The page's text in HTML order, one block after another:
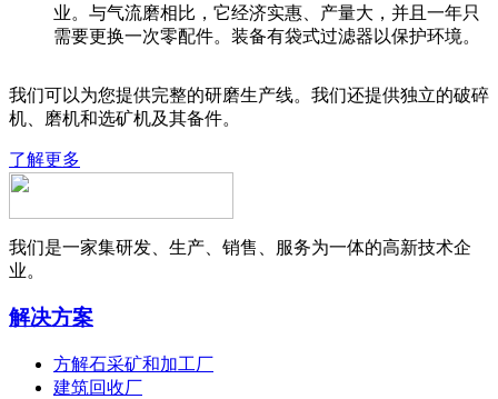
业。与气流磨相比，它经济实惠、产量大，并且一年只
需要更换一次零配件。装备有袋式过滤器以保护环境。
我们可以为您提供完整的研磨生产线。我们还提供独立的破碎
机、磨机和选矿机及其备件。
了解更多
我们是一家集研发、生产、销售、服务为一体的高新技术企
业。
解决方案
方解石采矿和加工厂
建筑回收厂